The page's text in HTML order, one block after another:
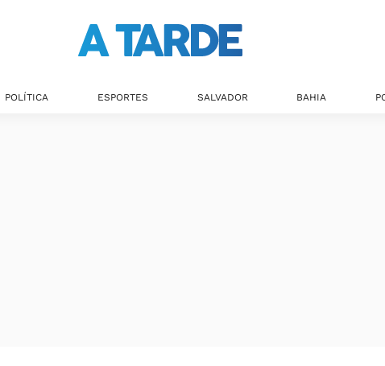
POLÍTICA ESPORTES SALVADOR BAHIA